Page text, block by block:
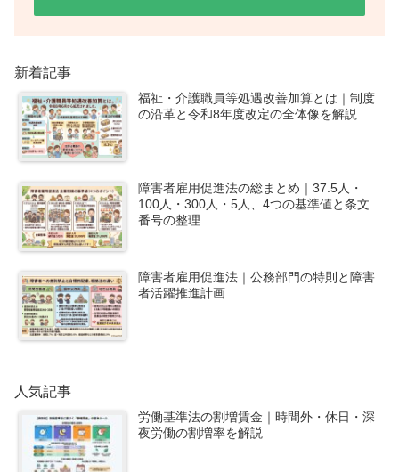
新着記事
福祉・介護職員等処遇改善加算とは｜制度
の沿革と令和8年度改定の全体像を解説
障害者雇用促進法の総まとめ｜37.5人・
100人・300人・5人、4つの基準値と条文
番号の整理
障害者雇用促進法｜公務部門の特則と障害
者活躍推進計画
人気記事
労働基準法の割増賃金｜時間外・休日・深
夜労働の割増率を解説